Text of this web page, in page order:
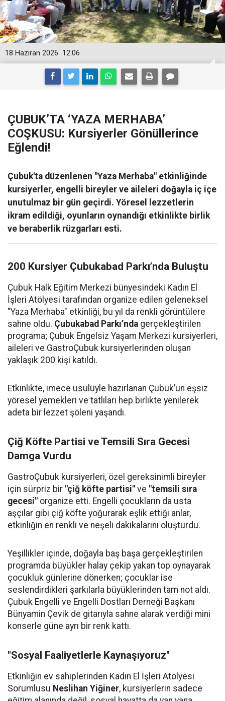
12:06
18 Haziran 2026
ÇUBUK’TA ‘YAZA MERHABA’
COŞKUSU: Kursiyerler Gönüllerince
Eğlendi!
Çubuk'ta düzenlenen "Yaza Merhaba" etkinliğinde
kursiyerler, engelli bireyler ve aileleri doğayla iç içe
unutulmaz bir gün geçirdi. Yöresel lezzetlerin
ikram edildiği, oyunların oynandığı etkinlikte birlik
ve beraberlik rüzgarları esti.
200 Kursiyer Çubukabad Parkı’nda Buluştu
Çubuk Halk Eğitim Merkezi bünyesindeki Kadın El
İşleri Atölyesi tarafından organize edilen geleneksel
"Yaza Merhaba" etkinliği, bu yıl da renkli görüntülere
sahne oldu. Çubukabad Parkı’nda gerçekleştirilen
programa; Çubuk Engelsiz Yaşam Merkezi kursiyerleri,
aileleri ve GastroÇubuk kursiyerlerinden oluşan
yaklaşık 200 kişi katıldı.
Etkinlikte, imece usulüyle hazırlanan Çubuk’un eşsiz
yöresel yemekleri ve tatlıları hep birlikte yenilerek
adeta bir lezzet şöleni yaşandı.
Çiğ Köfte Partisi ve Temsili Sıra Gecesi
Damga Vurdu
GastroÇubuk kursiyerleri, özel gereksinimli bireyler
için sürpriz bir "çiğ köfte partisi" ve "temsili sıra
gecesi" organize etti. Engelli çocukların da usta
aşçılar gibi çiğ köfte yoğurarak eşlik ettiği anlar,
etkinliğin en renkli ve neşeli dakikalarını oluşturdu.
Yeşillikler içinde, doğayla baş başa gerçekleştirilen
programda büyükler halay çekip yakan top oynayarak
çocukluk günlerine dönerken; çocuklar ise
seslendirdikleri şarkılarla büyüklerinden tam not aldı.
Çubuk Engelli ve Engelli Dostları Derneği Başkanı
Bünyamin Çevik de gitarıyla sahne alarak verdiği mini
konserle güne ayrı bir renk kattı.
"Sosyal Faaliyetlerle Kaynaşıyoruz"
Etkinliğin ev sahiplerinden Kadın El İşleri Atölyesi
Sorumlusu Neslihan Yiğiner, kursiyerlerin sadece